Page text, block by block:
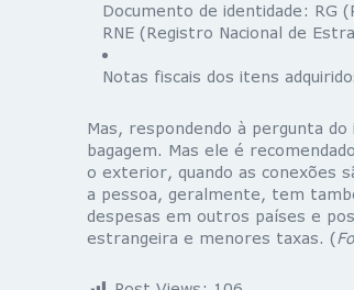
Documento de identidade: RG
RNE (Registro Nacional de
Notas fiscais dos itens
Mas, respondendo à pergunta
bagagem. Mas ele é
o exterior, quando as conexões
a pessoa, geralmente, tem
despesas em outros países e
estrangeira e menores taxas. (